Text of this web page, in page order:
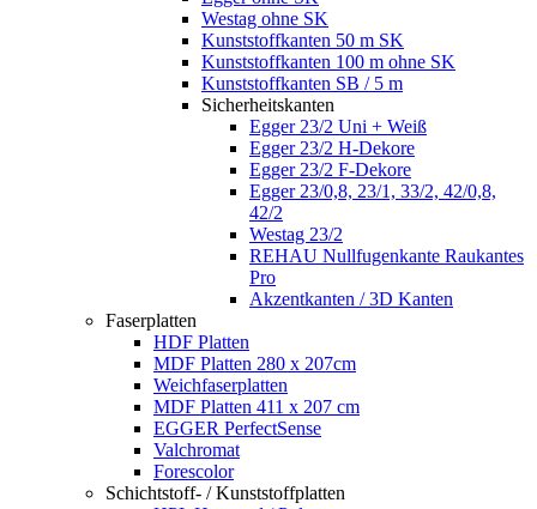
Westag ohne SK
Kunststoffkanten 50 m SK
Kunststoffkanten 100 m ohne SK
Kunststoffkanten SB / 5 m
Sicherheitskanten
Egger 23/2 Uni + Weiß
Egger 23/2 H-Dekore
Egger 23/2 F-Dekore
Egger 23/0,8, 23/1, 33/2, 42/0,8,
42/2
Westag 23/2
REHAU Nullfugenkante Raukantes
Pro
Akzentkanten / 3D Kanten
Faserplatten
HDF Platten
MDF Platten 280 x 207cm
Weichfaserplatten
MDF Platten 411 x 207 cm
EGGER PerfectSense
Valchromat
Forescolor
Schichtstoff- / Kunststoffplatten